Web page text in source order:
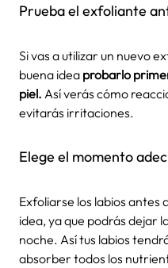
Prueba el exfoliante
Si vas a utilizar un nuevo
buena idea probarlo
piel. Así verás cómo
evitarás irritaciones.
Elege el momento
Exfoliarse los labios antes
idea, ya que podrás dejar
noche. Así tus labios
absorber todos los